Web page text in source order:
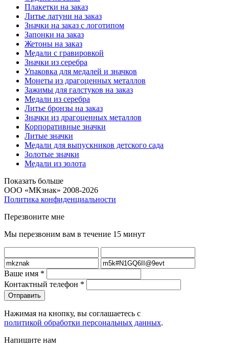
Плакетки на заказ
Литье латуни на заказ
Значки на заказ с логотипом
Запонки на заказ
Жетоны на заказ
Медали с гравировкой
Значки из серебра
Упаковка для медалей и значков
Монеты из драгоценных металлов
Зажимы для галстуков на заказ
Медали из серебра
Литье бронзы на заказ
Значки из драгоценных металлов
Корпоративные значки
Литые значки
Медали для выпускников детского сада
Золотые значки
Медали из золота
Показать больше
ООО «МКзнак» 2008-2026
Политика конфиденциальности
Перезвоните мне
Мы перезвоним вам в течение 15 минут
Ваше имя *
Контактный телефон *
Нажимая на кнопку, вы соглашаетесь с
политикой обработки персональных данных.
Напишите нам